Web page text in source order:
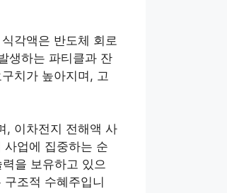
각액은 반도체 회로
생하는 파티클과 잔
치가 높아지며, 고
, 이차전지 전해액 사
업에 집중하는 순
을 보유하고 있으
조적 수혜주입니